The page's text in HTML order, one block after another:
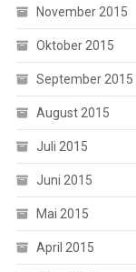
November 2015
Oktober 2015
September 2015
August 2015
Juli 2015
Juni 2015
Mai 2015
April 2015